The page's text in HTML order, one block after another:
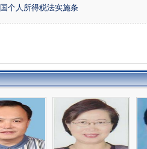
个人所得税法实施条